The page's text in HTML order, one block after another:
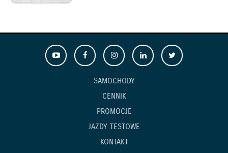
SAMOCHODY
CENNIK
PROMOCJE
JAZDY TESTOWE
KONTAKT